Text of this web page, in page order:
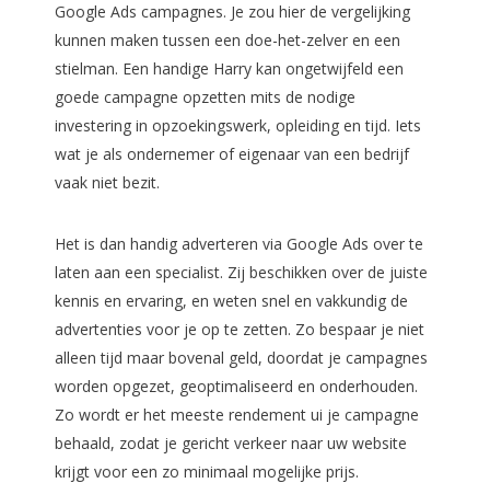
Google Ads campagnes. Je zou hier de vergelijking
kunnen maken tussen een doe-het-zelver en een
stielman. Een handige Harry kan ongetwijfeld een
goede campagne opzetten mits de nodige
investering in opzoekingswerk, opleiding en tijd. Iets
wat je als ondernemer of eigenaar van een bedrijf
vaak niet bezit.
Het is dan handig adverteren via Google Ads over te
laten aan een specialist. Zij beschikken over de juiste
kennis en ervaring, en weten snel en vakkundig de
advertenties voor je op te zetten. Zo bespaar je niet
alleen tijd maar bovenal geld, doordat je campagnes
worden opgezet, geoptimaliseerd en onderhouden.
Zo wordt er het meeste rendement ui je campagne
behaald, zodat je gericht verkeer naar uw website
krijgt voor een zo minimaal mogelijke prijs.